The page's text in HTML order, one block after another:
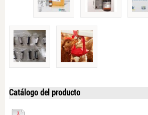
Catálogo del producto